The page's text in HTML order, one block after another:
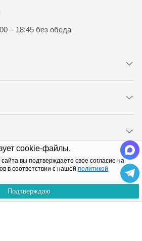
cookie-файлы.
вы подтверждаете свое согласие на
в соответствии с нашей политикой
Подтверждаю
– 18:45 без обеда